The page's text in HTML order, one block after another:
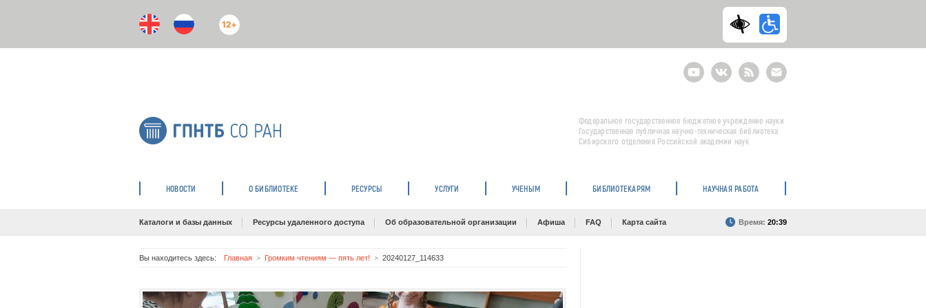
12+
YoutubeВКонтактеRSS
E-
mail
подписка
Федеральное государственное бюджетное учреждение науки
Государственная публичная научно-техническая библиотека
Сибирского отделения Российской академии наук
НОВОСТИ О БИБЛИОТЕКЕ РЕСУРСЫ УСЛУГИ УЧЕНЫМ БИБЛИОТЕКАРЯМ НАУЧНАЯ РАБОТА
Каталоги и базы данных Ресурсы удаленного доступа Об образовательной организации Афиша FAQ Карта сайта Время: 20:39
Вы находитесь здесь: Главная Громким чтениям — пять лет! 20240127_114633